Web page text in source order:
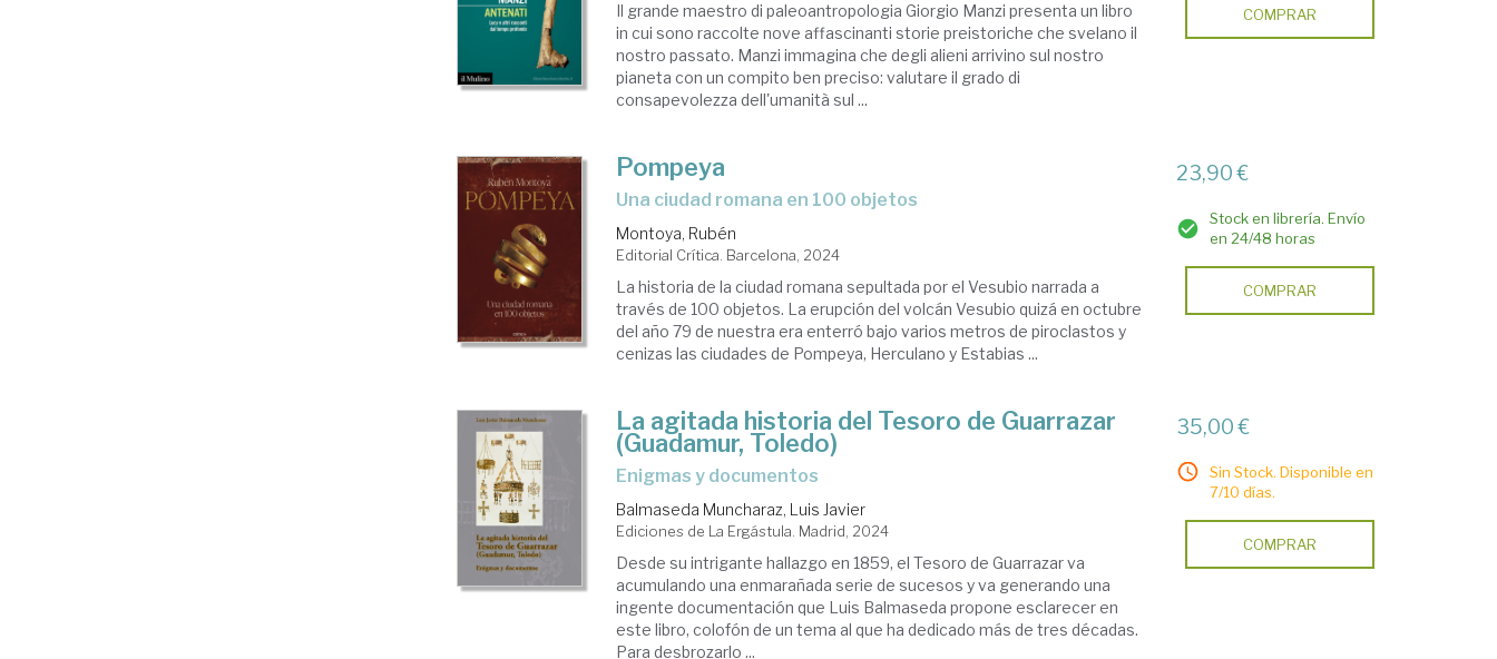
Il grande maestro di paleoantropologia Giorgio Manzi presenta un libro
in cui sono raccolte nove affascinanti storie preistoriche che svelano il
nostro passato. Manzi immagina che degli alieni arrivino sul nostro
pianeta con un compito ben preciso: valutare il grado di
consapevolezza dell'umanità sul ...
COMPRAR
Pompeya
una ciudad romana en 100 objetos
Montoya, Rubén
Editorial Crítica. Barcelona, 2024
La historia de la ciudad romana sepultada por el Vesubio narrada a
través de 100 objetos. La erupción del volcán Vesubio quizá en octubre
del año 79 de nuestra era enterró bajo varios metros de piroclastos y
cenizas las ciudades de Pompeya, Herculano y Estabias ...
23,90 €
Stock en librería. Envío
en 24/48 horas
COMPRAR
La agitada historia del Tesoro de Guarrazar
(Guadamur, Toledo)
enigmas y documentos
Balmaseda Muncharaz, Luis Javier
Ediciones de La Ergástula. Madrid, 2024
Desde su intrigante hallazgo en 1859, el Tesoro de Guarrazar va
acumulando una enmarañada serie de sucesos y va generando una
ingente documentación que Luis Balmaseda propone esclarecer en
este libro, colofón de un tema al que ha dedicado más de tres décadas.
Para desbrozarlo ...
35,00 €
Sin Stock. Disponible en
7/10 días.
COMPRAR